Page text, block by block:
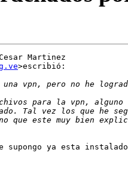
Martinez
>escribió:
supongo ya esta